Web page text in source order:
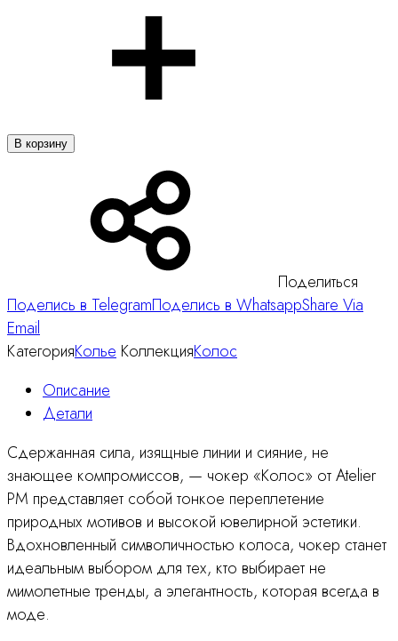
В корзину
Поделиться
Поделись в TelegramПоделись в WhatsappShare Via
Email
КатегорияКолье КоллекцияКолос
Описание
Детали
Сдержанная сила, изящные линии и сияние, не
знающее компромиссов, — чокер «Колос» от Atelier
PM представляет собой тонкое переплетение
природных мотивов и высокой ювелирной эстетики.
Вдохновленный символичностью колоса, чокер станет
идеальным выбором для тех, кто выбирает не
мимолетные тренды, а элегантность, которая всегда в
моде.